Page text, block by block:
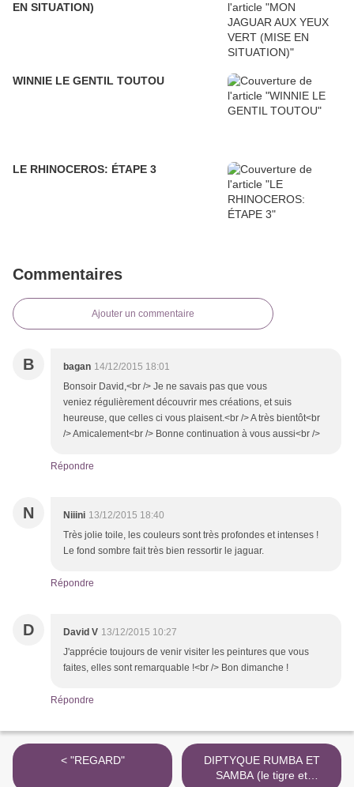
EN SITUATION)
WINNIE LE GENTIL TOUTOU
LE RHINOCEROS: ÉTAPE 3
Commentaires
Ajouter un commentaire
B bagan 14/12/2015 18:01
Bonsoir David,<br /> Je ne savais pas que vous
veniez régulièrement découvrir mes créations, et suis
heureuse, que celles ci vous plaisent.<br /> A très bientôt<br
/> Amicalement<br /> Bonne continuation à vous aussi<br />
Répondre
N Niiini 13/12/2015 18:40
Très jolie toile, les couleurs sont très profondes et intenses !
Le fond sombre fait très bien ressortir le jaguar.
Répondre
D David V 13/12/2015 10:27
J'apprécie toujours de venir visiter les peintures que vous
faites, elles sont remarquable !<br /> Bon dimanche !
Répondre
< "REGARD"
DIPTYQUE RUMBA ET
SAMBA (le tigre et